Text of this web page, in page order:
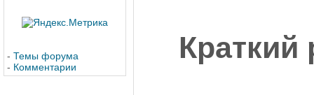
- Темы форума
- Комментарии
Краткий